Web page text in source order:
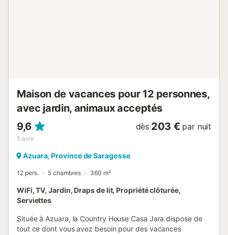
Maison de vacances pour 12 personnes,
avec jardin, animaux acceptés
9,6
5 avis
dès 203 € par nuit
Azuara, Province de Saragosse
12 pers. 5 chambres 360 m²
WiFi, TV, Jardin, Draps de lit, Propriété clôturée,
Serviettes
Située à Azuara, la Country House Casa Jara dispose de
tout ce dont vous avez besoin pour des vacances